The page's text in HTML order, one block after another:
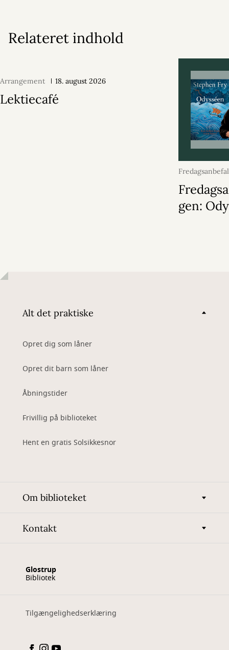
Relateret indhold
Arrangement 18. august 2026
Lektiecafé
juni 2026
gen:
Alt det praktiske
Opret dig som låner
Opret dit barn som låner
Åbningstider
Frivillig på biblioteket
Hent en gratis Solsikkesnor
Om biblioteket
Kontakt
Glostrup
Bibliotek
Tilgængelighedserklæring